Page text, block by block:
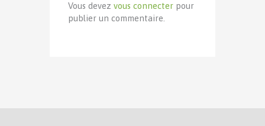
Vous devezvous connecter pour
publier un commentaire.